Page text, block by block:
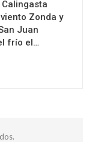
Zonda y
Juan
frío el…